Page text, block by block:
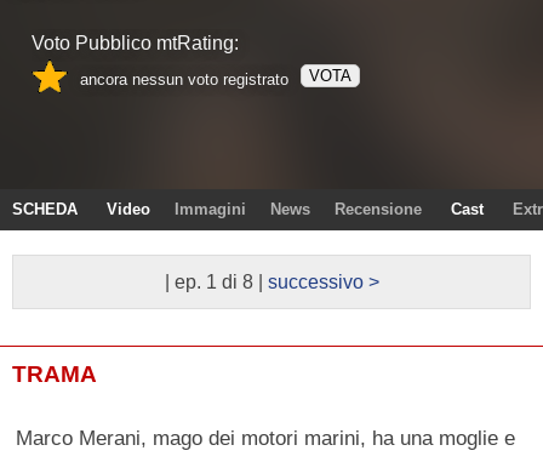
Voto Pubblico mtRating:
ancora nessun voto registrato VOTA
SCHEDA Video Immagini News Recensione Cast
| ep. 1 di 8 | successivo >
TRAMA
Marco Merani, mago dei motori marini, ha una moglie e